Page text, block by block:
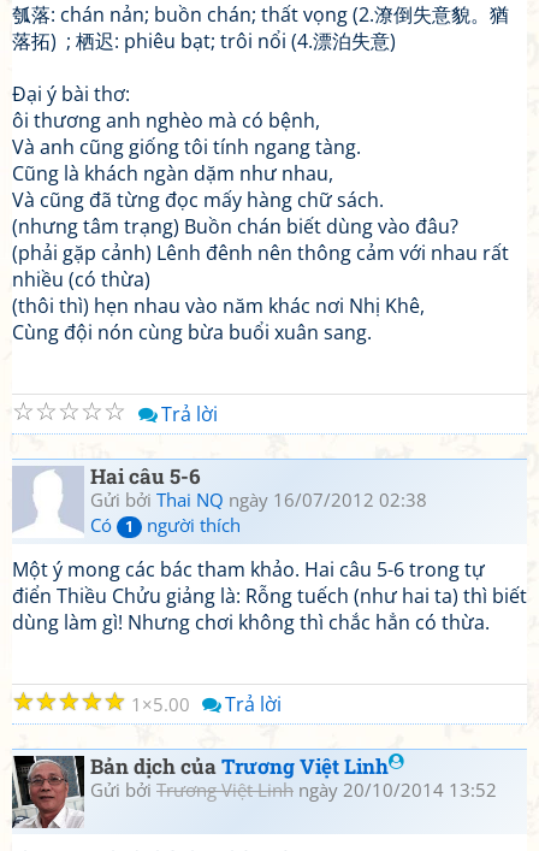
瓠落: chán nản; buồn chán; thất vọng (2.潦倒失意貌。猶
落拓) ; 栖迟: phiêu bạt; trôi nổi (4.漂泊失意)
Đại ý bài thơ:
ôi thương anh nghèo mà có bệnh,
Và anh cũng giống tôi tính ngang tàng.
Cũng là khách ngàn dặm như nhau,
Và cũng đã từng đọc mấy hàng chữ sách.
(nhưng tâm trạng) Buồn chán biết dùng vào đâu?
(phải gặp cảnh) Lênh đênh nên thông cảm với nhau rất
nhiều (có thừa)
(thôi thì) hẹn nhau vào năm khác nơi Nhị Khê,
Cùng đội nón cùng bừa buổi xuân sang.
☆
☆
☆
☆
☆ Trả lời
Hai câu 5-6
Gửi bởi Thai NQ ngày 16/07/2012 02:38
Có
1 người thích
Một ý mong các bác tham khảo. Hai câu 5-6 trong tự
điển Thiều Chửu giảng là: Rỗng tuếch (như hai ta) thì biết
dùng làm gì! Nhưng chơi không thì chắc hẳn có thừa.
☆
☆
☆
☆
☆ 1 5.00 Trả lời
Bản dịch củaTrương Việt Linh
Gửi bởi Trương Việt Linh ngày 20/10/2014 13:52